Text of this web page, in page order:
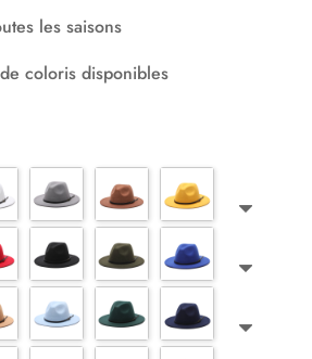
les saisons
coloris disponibles